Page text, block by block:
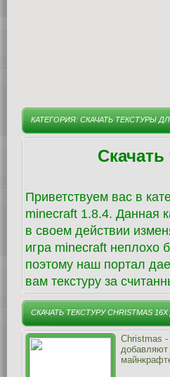
КАТЕГОРИЯ: СКАЧАТЬ ТЕКСТУРЫ
Приветствуем вас в
minecraft 1.8.4. Данная
в своем действии
игра minecraft неплохо
поэтому наш портал
вам текстуру за
СКАЧАТЬ ТЕКСТУРУ CHRISTMAS
Christmas
добавляют